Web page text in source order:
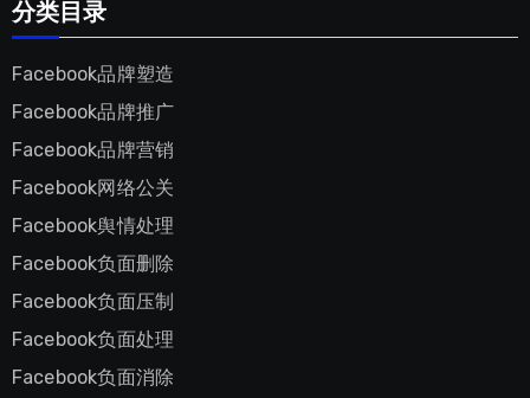
分类目录
Facebook品牌塑造
Facebook品牌推广
Facebook品牌营销
Facebook网络公关
Facebook舆情处理
Facebook负面删除
Facebook负面压制
Facebook负面处理
Facebook负面消除